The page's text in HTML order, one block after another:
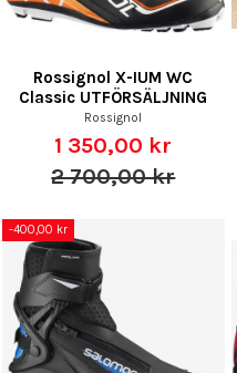
Rossignol X-IUM WC
Classic UTFÖRSÄLJNING
Rossignol
1 350,00 kr
2 700,00 kr
-400,00 kr